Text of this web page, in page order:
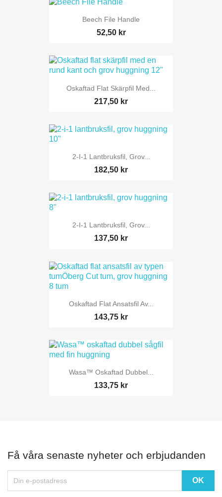
Beech File Handle
52,50 kr
Oskaftad Flat Skärpfil Med...
217,50 kr
2-I-1 Lantbruksfil, Grov...
182,50 kr
2-I-1 Lantbruksfil, Grov...
137,50 kr
Oskaftad Flat Ansatsfil Av...
143,75 kr
Wasa™ Oskaftad Dubbel...
133,75 kr
Få våra senaste nyheter och erbjudanden